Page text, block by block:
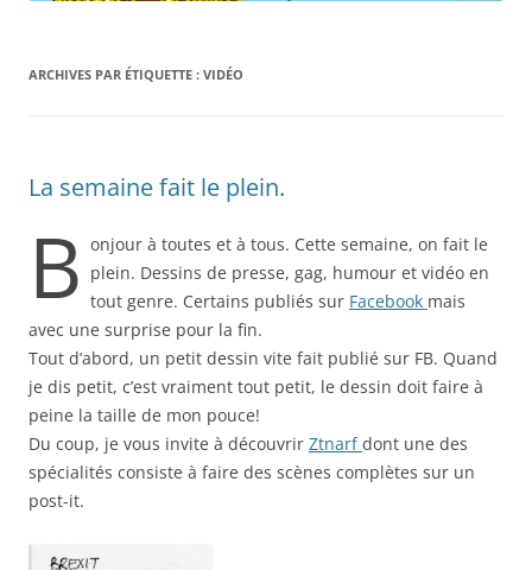
ARCHIVES PAR ÉTIQUETTE : VIDÉO
La semaine fait le plein.
B onjour à toutes et à tous. Cette semaine, on fait le
plein. Dessins de presse, gag, humour et vidéo en
tout genre. Certains publiés sur Facebook mais
avec une surprise pour la fin.
Tout d’abord, un petit dessin vite fait publié sur FB. Quand
je dis petit, c’est vraiment tout petit, le dessin doit faire à
peine la taille de mon pouce!
Du coup, je vous invite à découvrir Ztnarfdont une des
spécialités consiste à faire des scènes complètes sur un
post-it.